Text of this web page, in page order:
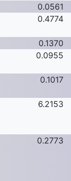
0.0561
0.4774
0.1370
0.0955
0.1017
6.2153
0.2773